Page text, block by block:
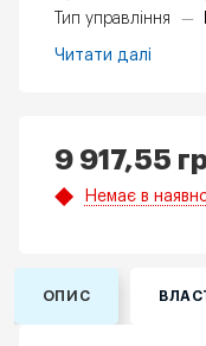
Тип управління
—
Читати далі
9 917,55
Немає в
ОПИС